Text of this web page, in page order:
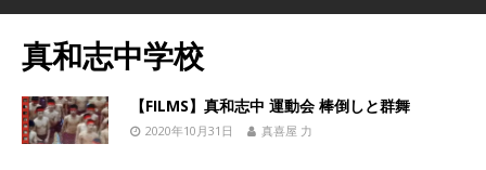
真和志中学校
【FILMS】真和志中 運動会 棒倒しと群舞
2020年10月31日 真喜屋 力